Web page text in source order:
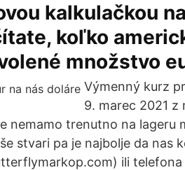
kalkulačkou
koľko
množstvo
Výmenný kurz
9. marec 2021
nemamo trenutno na lageru
stvari pa je najbolje da nas
ili